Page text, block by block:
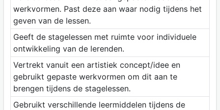
werkvormen. Past deze aan waar nodig tijdens het
geven van de lessen.
Geeft de stagelessen met ruimte voor individuele
ontwikkeling van de lerenden.
Vertrekt vanuit een artistiek concept/idee en
gebruikt gepaste werkvormen om dit aan te
brengen tijdens de stagelessen.
Gebruikt verschillende leermiddelen tijdens de